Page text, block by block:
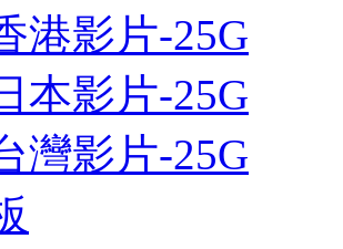
港影片-25G
本影片-25G
灣影片-25G